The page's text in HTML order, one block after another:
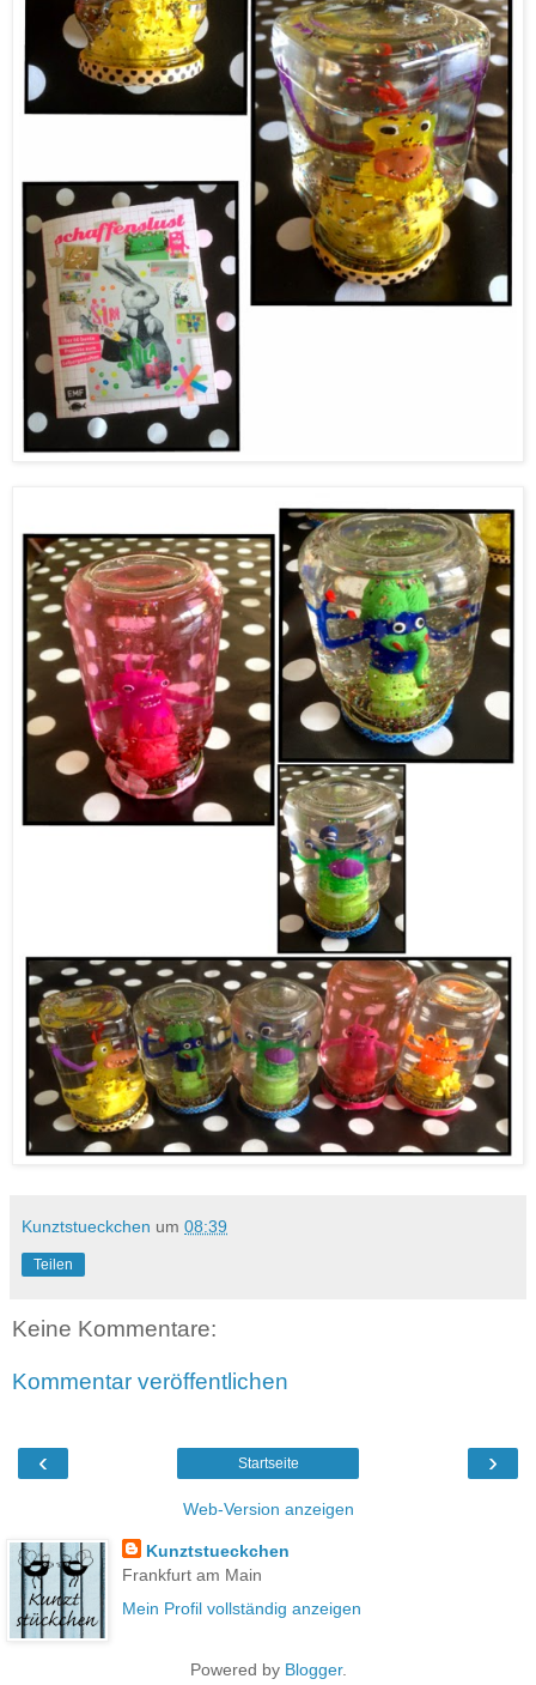
Kunztstueckchen um 08:39
Teilen
Keine Kommentare:
Kommentar veröffentlichen
‹ ›
Startseite
Web-Version anzeigen
Kunztstueckchen
Frankfurt am Main
Mein Profil vollständig anzeigen
Powered by Blogger.